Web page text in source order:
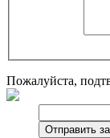
Пожалуйста,